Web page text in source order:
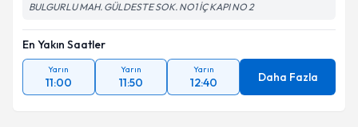
BULGURLU MAH. GÜLDESTE SOK. NO1 İÇ KAPI NO 2
En Yakın Saatler
Yarın
11:00
Yarın
11:50
Yarın
12:40 Daha Fazla